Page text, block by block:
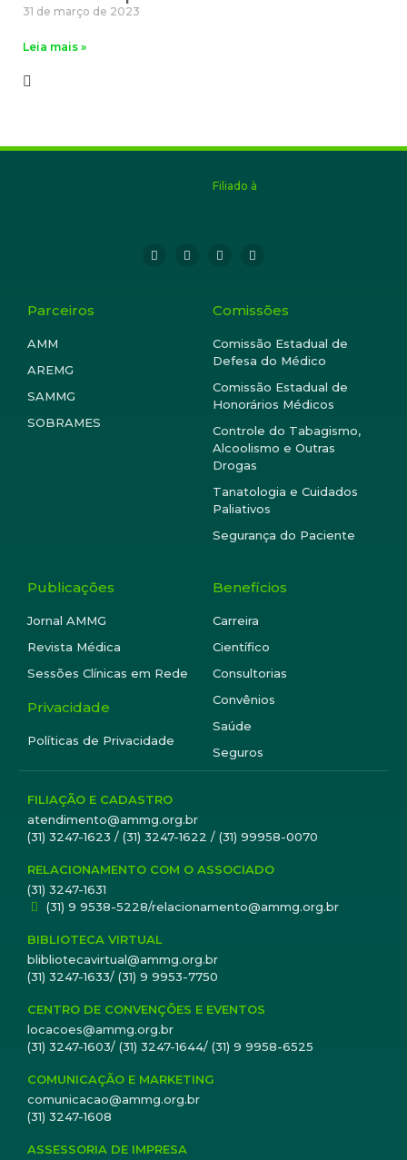
31 de março de 2023
Leia mais »
Filiado à
Parceiros
AMM
AREMG
SAMMG
SOBRAMES
Comissões
Comissão Estadual de
Defesa do Médico
Comissão Estadual de
Honorários Médicos
Controle do Tabagismo,
Alcoolismo e Outras
Drogas
Tanatologia e Cuidados
Paliativos
Segurança do Paciente
Publicações
Jornal AMMG
Revista Médica
Sessões Clínicas em Rede
Privacidade
Políticas de Privacidade
Benefícios
Carreira
Científico
Consultorias
Convênios
Saúde
Seguros
FILIAÇÃO E CADASTRO
atendimento@ammg.org.br
(31) 3247-1623 / (31) 3247-1622 / (31) 99958-0070
RELACIONAMENTO COM O ASSOCIADO
(31) 3247-1631
(31) 9 9538-5228/relacionamento@ammg.org.br
BIBLIOTECA VIRTUAL
blibliotecavirtual@ammg.org.br
(31) 3247-1633/ (31) 9 9953-7750
CENTRO DE CONVENÇÕES E EVENTOS
locacoes@ammg.org.br
(31) 3247-1603/ (31) 3247-1644/ (31) 9 9958-6525
COMUNICAÇÃO E MARKETING
comunicacao@ammg.org.br
(31) 3247-1608
ASSESSORIA DE IMPRESA